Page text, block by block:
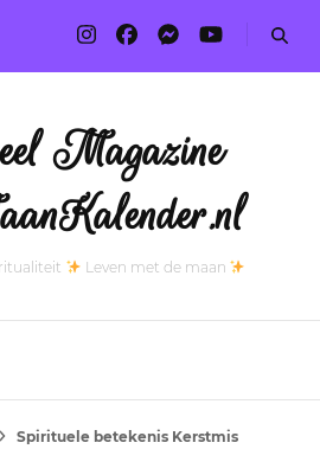
Magazine
Leven met de maan
Spirituele betekenis Kerstmis